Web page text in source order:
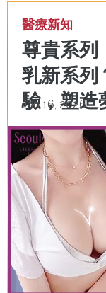
醫療新知
尊貴系列
乳新系列
驗，塑造
Jan 16, 2026